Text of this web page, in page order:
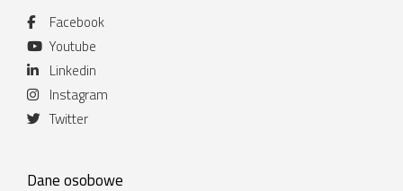
Facebook
Youtube
Linkedin
Instagram
Twitter
Dane osobowe